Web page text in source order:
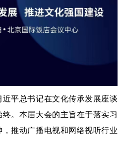
平总书记在文化传承发展座谈
。本届大会的主旨在于落实习
推动广播电视和网络视听行业